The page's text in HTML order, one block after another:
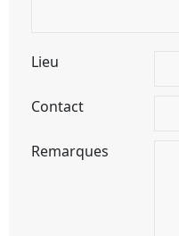
Lieu
Contact
Remarques